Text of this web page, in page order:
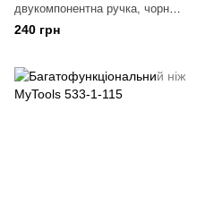
двукомпонентна ручка, чорний,
220мм.
240 грн